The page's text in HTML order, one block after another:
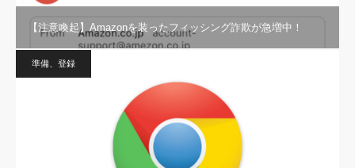
【注意喚起】Amazonを装ったフィッシング詐欺が急増中！
準備、登録